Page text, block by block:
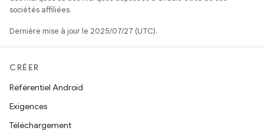
sociétés affiliées.
Dernière mise à jour le 2025/07/27 (UTC).
CRÉER
Référentiel Android
Exigences
Téléchargement